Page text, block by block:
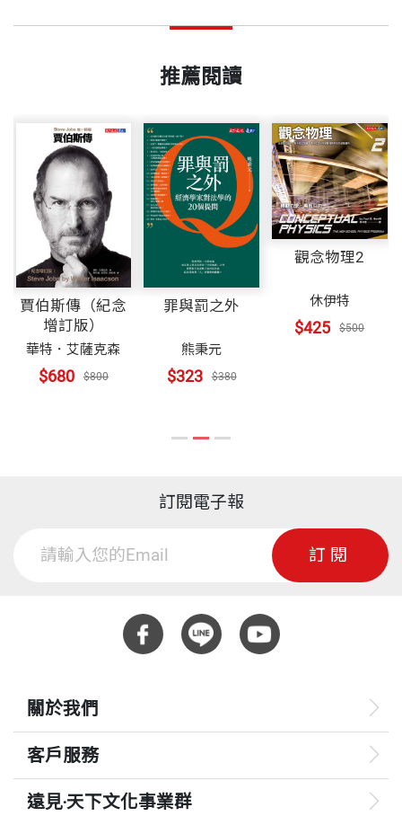
推薦閱讀
賈伯斯傳（紀念
增訂版）
華特．艾薩克森
$680 $800
罪與罰之外
熊秉元
$323 $380
觀念物理2
休伊特
$425 $500
訂閱電子報
訂閱
關於我們
客戶服務
遠見‧天下文化事業群